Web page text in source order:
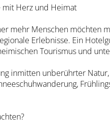
mit Herz und Heimat
mehr Menschen möchten
Erlebnisse. Ein
Tourismus und
inmitten unberührter